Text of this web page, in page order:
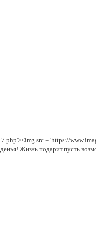
src = 'https://
Жизнь подарит пусть